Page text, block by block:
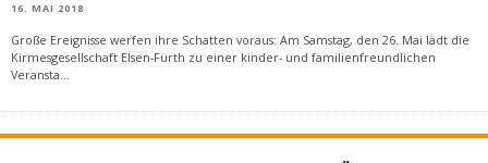
16. MAI 2018
Große Ereignisse werfen ihre Schatten voraus: Am Samstag, den 26. Mai lädt die
Kirmesgesellschaft Elsen-Fürth zu einer kinder- und familienfreundlichen
Veransta...